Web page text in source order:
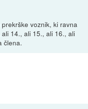
voznik, ki ravna
14., ali 15., ali 16., ali
člena.